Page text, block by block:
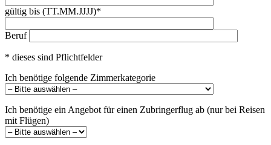
gültig bis (TT.MM.JJJJ)*
Beruf
* dieses sind Pflichtfelder
Ich benötige folgende Zimmerkategorie
Ich benötige ein Angebot für einen Zubringerflug ab (nur bei Reisen
mit Flügen)